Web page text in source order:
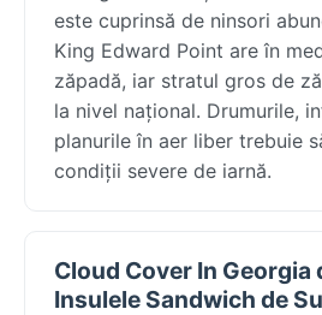
este cuprinsă de ninsori
King Edward Point are în
zăpadă, iar stratul gros de
la nivel național. Drumurile,
planurile în aer liber trebuie
condiții severe de iarnă.
Cloud Cover In Georgia
Insulele Sandwich de